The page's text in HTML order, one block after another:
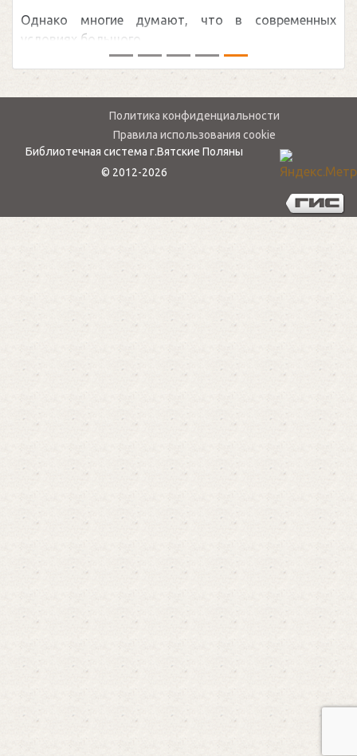
Однако многие думают, что в современных
условиях большого ...
Политика конфиденциальности
Правила использования cookie
Библиотечная система г.Вятские Поляны
© 2012-2026